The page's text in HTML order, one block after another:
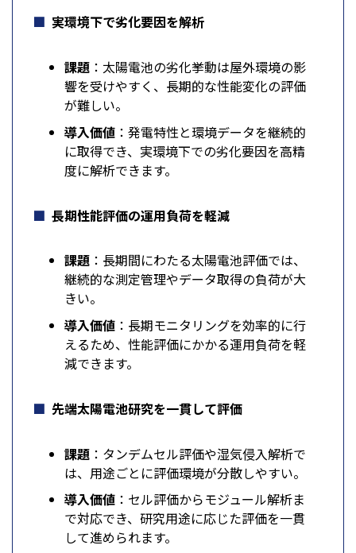
実環境下で劣化要因を解析
課題 ：太陽電池の劣化挙動は屋外環境の影
響を受けやすく、長期的な性能変化の評価
が難しい。
導入価値 ：発電特性と環境データを継続的
に取得でき、実環境下での劣化要因を高精
度に解析できます。
長期性能評価の運用負荷を軽減
課題 ：長期間にわたる太陽電池評価では、
継続的な測定管理やデータ取得の負荷が大
きい。
導入価値 ：長期モニタリングを効率的に行
えるため、性能評価にかかる運用負荷を軽
減できます。
先端太陽電池研究を一貫して評価
課題 ：タンデムセル評価や湿気侵入解析で
は、用途ごとに評価環境が分散しやすい。
導入価値 ：セル評価からモジュール解析ま
で対応でき、研究用途に応じた評価を一貫
して進められます。